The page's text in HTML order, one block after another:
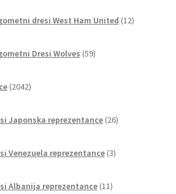
dresi West Ham United 12izdelkov
Dresi Wolves 59izdelkov
2042izdelkov
Japonska reprezentance 26izdelkov
Venezuela reprezentance 3izdelki
Albanija reprezentance 11izdelkov